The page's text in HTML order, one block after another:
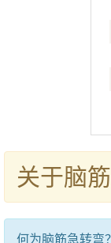
关于脑
何为脑筋急转弯？